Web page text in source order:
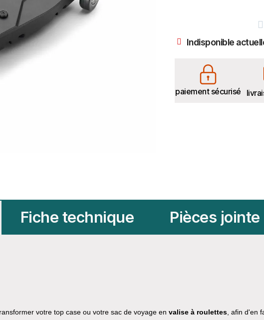

Indisponible
paiement sécurisé
Fiche technique Pièces jointe
votre top case ou votre sac de voyage envalise à roulettes , afin d'en